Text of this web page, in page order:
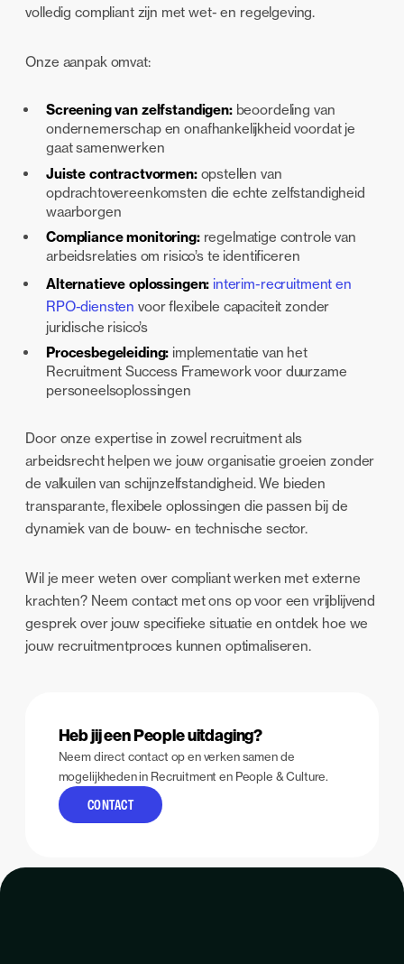
volledig compliant zijn met wet- en regelgeving.
Onze aanpak omvat:
Screening van zelfstandigen:beoordeling van
ondernemerschap en onafhankelijkheid voordat je
gaat samenwerken
Juiste contractvormen:opstellen van
opdrachtovereenkomsten die echte zelfstandigheid
waarborgen
Compliance monitoring:regelmatige controle van
arbeidsrelaties om risico’s te identificeren
Alternatieve oplossingen: interim-recruitment en
RPO-diensten voor flexibele capaciteit zonder
juridische risico’s
Procesbegeleiding: implementatie van het
Recruitment Success Framework voor duurzame
personeelsoplossingen
Door onze expertise in zowel recruitment als
arbeidsrecht helpen we jouw organisatie groeien zonder
de valkuilen van schijnzelfstandigheid. We bieden
transparante, flexibele oplossingen die passen bij de
dynamiek van de bouw- en technische sector.
Wil je meer weten over compliant werken met externe
krachten? Neem contact met ons op voor een vrijblijvend
gesprek over jouw specifieke situatie en ontdek hoe we
jouw recruitmentproces kunnen optimaliseren.
Heb jij een People uitdaging?
Neem direct contact op en verken samen de
mogelijkheden in Recruitment en People & Culture.
CONTACT